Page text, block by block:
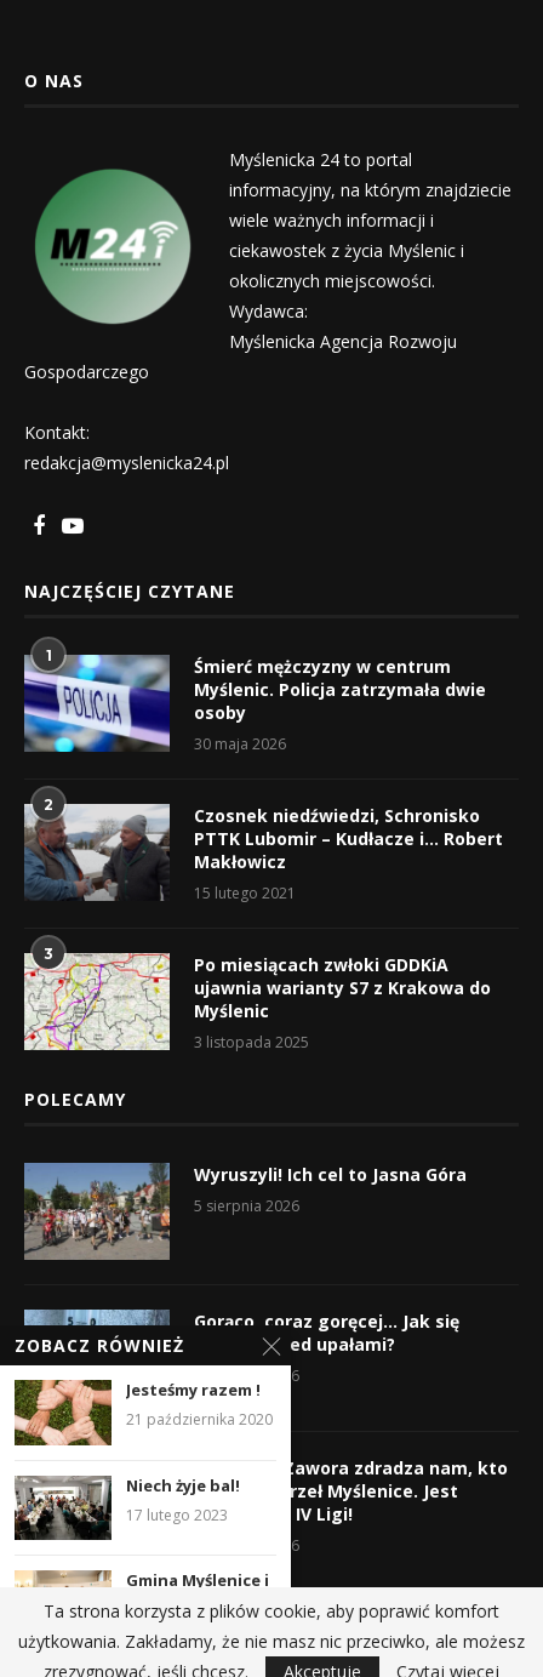
O NAS
Myślenicka 24 to portal
informacyjny, na którym znajdziecie
wiele ważnych informacji i
ciekawostek z życia Myślenic i
okolicznych miejscowości.
Wydawca:
Myślenicka Agencja Rozwoju
Gospodarczego
Kontakt:
redakcja@myslenicka24.pl
NAJCZĘŚCIEJ CZYTANE
1
Śmierć mężczyzny w centrum
Myślenic. Policja zatrzymała dwie
osoby
30 maja 2026
2
Czosnek niedźwiedzi, Schronisko
PTTK Lubomir – Kudłacze i… Robert
Makłowicz
15 lutego 2021
3
Po miesiącach zwłoki GDDKiA
ujawnia warianty S7 z Krakowa do
Myślenic
3 listopada 2025
POLECAMY
Wyruszyli! Ich cel to Jasna Góra
5 sierpnia 2026
Gorąco, coraz goręcej… Jak się
chronić przed upałami?
4 sierpnia 2026
Krzysztof Zawora zdradza nam, kto
wzmocni Orzeł Myślenice. Jest
nazwisko z IV Ligi!
3 sierpnia 2026
@2019 - All Right Reserved.
ZOBACZ RÓWNIEŻ
Jesteśmy razem !
21 października 2020
Niech żyje bal!
17 lutego 2023
Gmina Myślenice i
Lasy Państwowe
sfinansują
remont...
5 lipca 2023
Ta strona korzysta z plików cookie, aby poprawić komfort
użytkowania. Zakładamy, że nie masz nic przeciwko, ale możesz
zrezygnować, jeśli chcesz.
Akceptuje Czytaj więcej